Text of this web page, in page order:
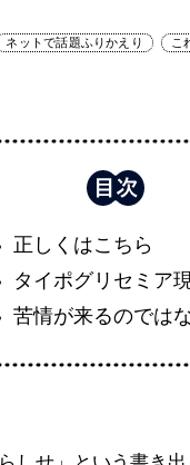
ネットで話題ふりかえり こ
正しくはこちら
タイポグリセミア
苦情が来るのでは